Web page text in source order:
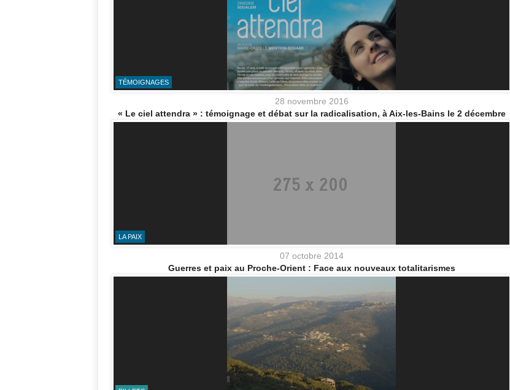
TÉMOIGNAGES
28 novembre 2016
« Le ciel attendra » : témoignage et débat sur la radicalisation, à Aix-les-Bains le 2 décembre
LA PAIX
07 octobre 2014
Guerres et paix au Proche-Orient : Face aux nouveaux totalitarismes